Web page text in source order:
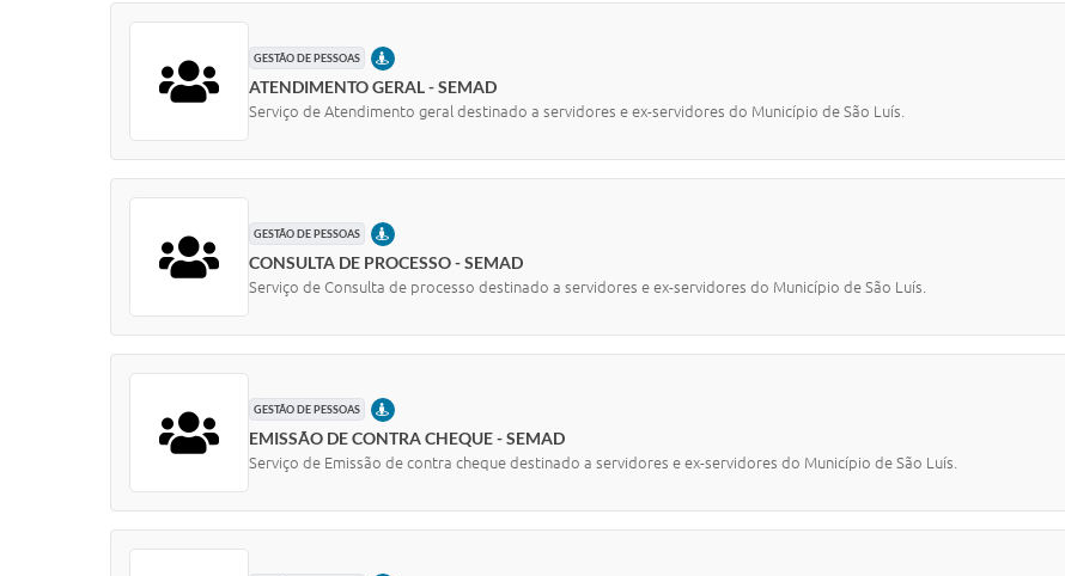
GESTÃO DE PESSOAS PRESENCIAL
ATENDIMENTO GERAL - SEMAD
Serviço de Atendimento geral destinado a servidores e ex-servidores do Município de São Luís.
GESTÃO DE PESSOAS PRESENCIAL
CONSULTA DE PROCESSO - SEMAD
Serviço de Consulta de processo destinado a servidores e ex-servidores do Município de São Luís.
GESTÃO DE PESSOAS PRESENCIAL
EMISSÃO DE CONTRA CHEQUE - SEMAD
Serviço de Emissão de contra cheque destinado a servidores e ex-servidores do Município de São Luís.